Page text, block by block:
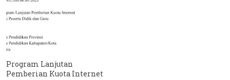
Program Lanjutan
Pemberian Kuota Internet